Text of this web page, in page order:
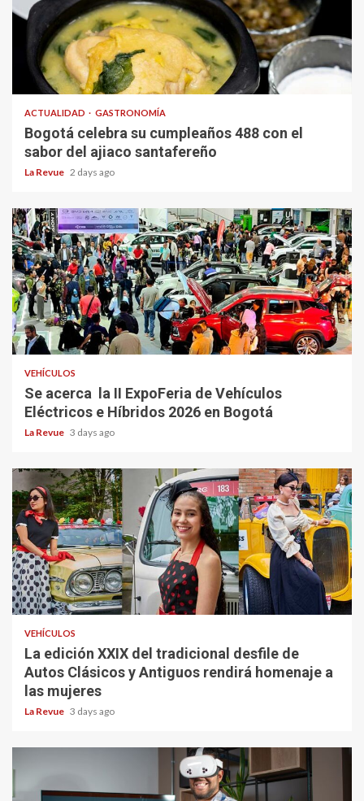
ACTUALIDAD GASTRONOMÍA
Bogotá celebra su cumpleaños 488 con el
sabor del ajiaco santafereño
La Revue 2 days ago
VEHÍCULOS
Se acerca la II ExpoFeria de Vehículos
Eléctricos e Híbridos 2026 en Bogotá
La Revue 3 days ago
VEHÍCULOS
La edición XXIX del tradicional desfile de
Autos Clásicos y Antiguos rendirá homenaje a
las mujeres
La Revue 3 days ago